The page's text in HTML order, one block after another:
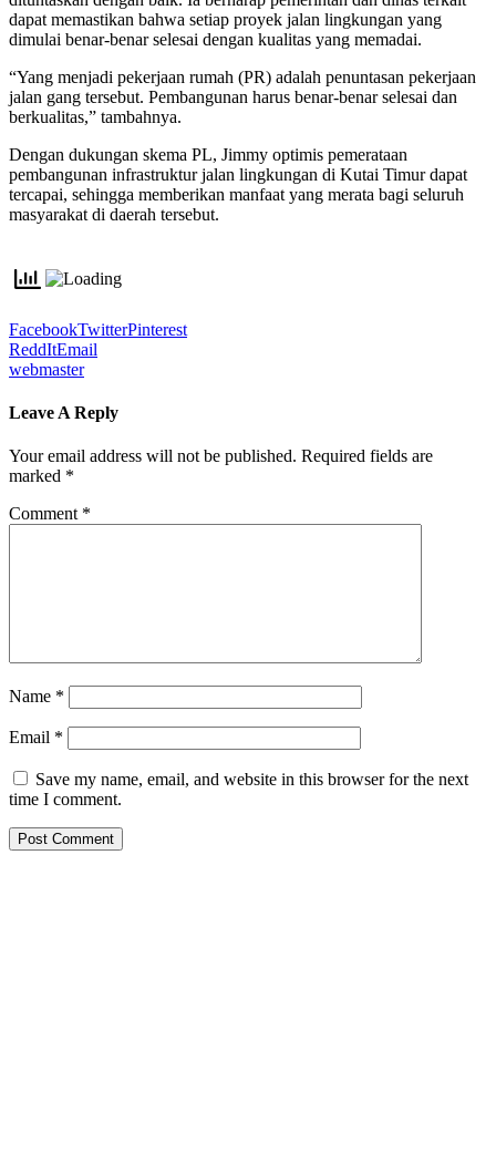
dapat memastikan bahwa setiap proyek jalan lingkungan yang
dimulai benar-benar selesai dengan kualitas yang memadai.
“Yang menjadi pekerjaan rumah (PR) adalah penuntasan pekerjaan
jalan gang tersebut. Pembangunan harus benar-benar selesai dan
berkualitas,” tambahnya.
Dengan dukungan skema PL, Jimmy optimis pemerataan
pembangunan infrastruktur jalan lingkungan di Kutai Timur dapat
tercapai, sehingga memberikan manfaat yang merata bagi seluruh
masyarakat di daerah tersebut.
FacebookTwitterPinterest
ReddItEmail
webmaster
Leave A Reply
Your email address will not be published. Required fields are
marked *
Comment *
Name *
Email *
Save my name, email, and website in this browser for the next
time I comment.